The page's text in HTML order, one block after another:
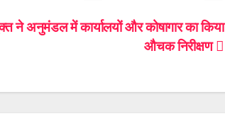
ने अनुमंडल में कार्यालयों और कोषागार का किया
औचक निरीक्षण